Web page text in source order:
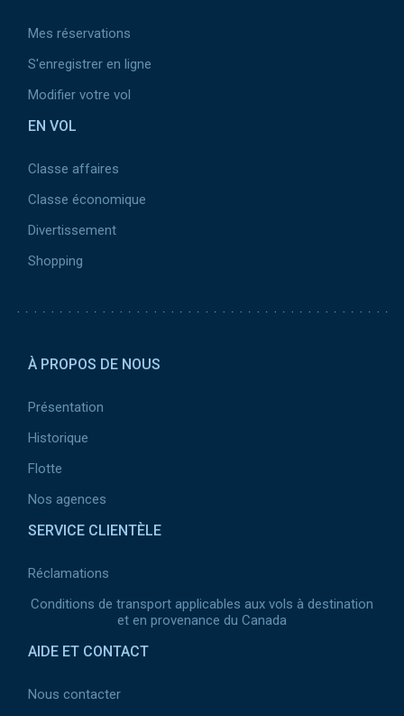
Mes réservations
S'enregistrer en ligne
Modifier votre vol
EN VOL
Classe affaires
Classe économique
Divertissement
Shopping
À PROPOS DE NOUS
Présentation
Historique
Flotte
Nos agences
SERVICE CLIENTÈLE
Réclamations
Conditions de transport applicables aux vols à destination
et en provenance du Canada
AIDE ET CONTACT
Nous contacter